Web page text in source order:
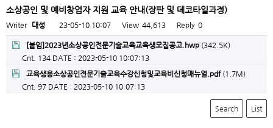
소상공인 및 예비창업자 지원 교육 안내(장판 및 데코타일과정)
Writer 대성 23-05-10 10:07 View 44,613 Reply 0
[붙임]2023년소상공인전문기술교육교육생모집공고.hwp (342.5K)
Cnt. 134 DATE : 2023-05-10 10:07:13
교육생용소상공인전문기술교육수강신청및교육비신청매뉴얼.pdf(1.7M)
Cnt. 97 DATE : 2023-05-10 10:07:13
Search List